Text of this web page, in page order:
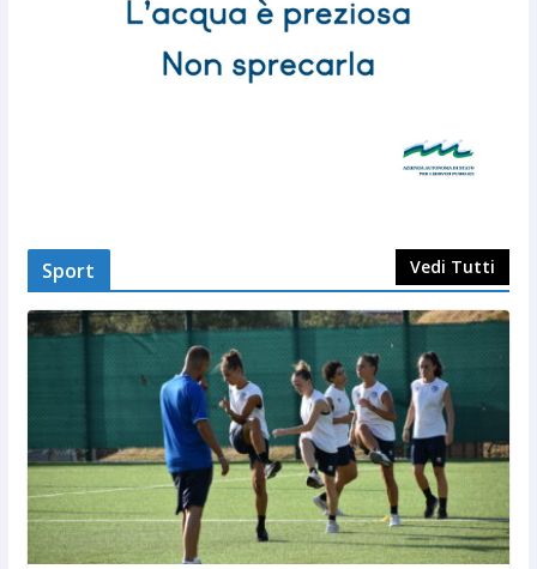
Sport Vedi Tutti